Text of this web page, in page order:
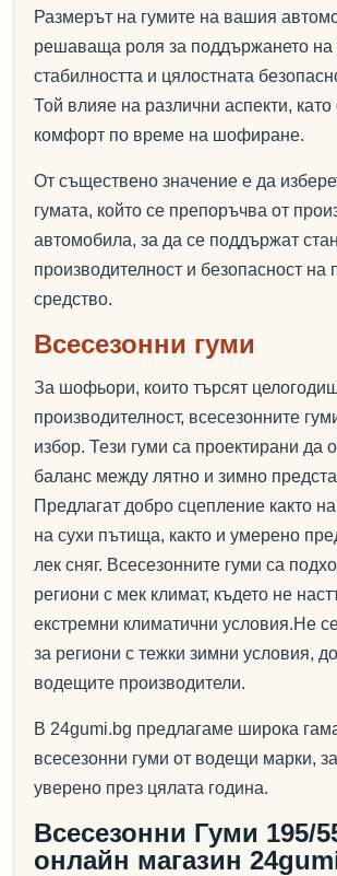
Размерът на гумите на вашия
решаваща роля за поддържането на
стабилността и цялостната
Той влияе на различни аспекти,
комфорт по време на шофиране.
От съществено значение е да
гумата, който се препоръчва от
автомобила, за да се поддържат
производителност и безопасност на
средство.
Всесезонни гуми
За шофьори, които търсят
производителност, всесезонните
избор. Тези гуми са проектирани да
баланс между лятно и зимно
Предлагат добро сцепление както
на сухи пътища, както и умерено
лек сняг. Всесезонните гуми са
региони с мек климат, където не
екстремни климатични условия.Не
за региони с тежки зимни условия,
водещите производители.
В 24gumi.bg предлагаме широка
всесезонни гуми от водещи марки,
уверено през цялата година.
Всесезонни Гуми 195/
онлайн магазин